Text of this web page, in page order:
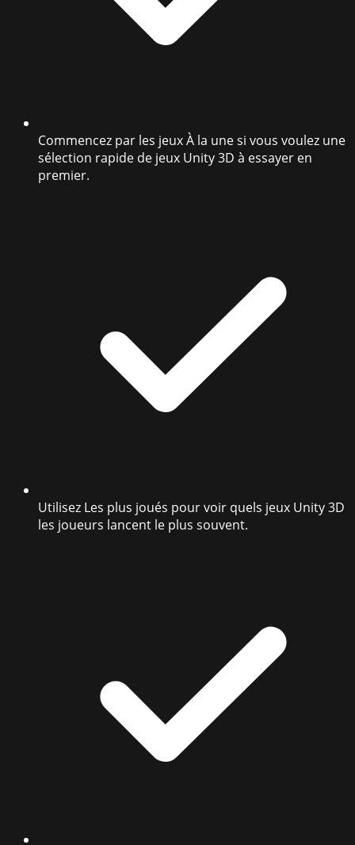
Commencez par les jeux À la une si vous voulez une
sélection rapide de jeux Unity 3D à essayer en
premier.
Utilisez Les plus joués pour voir quels jeux Unity 3D
les joueurs lancent le plus souvent.